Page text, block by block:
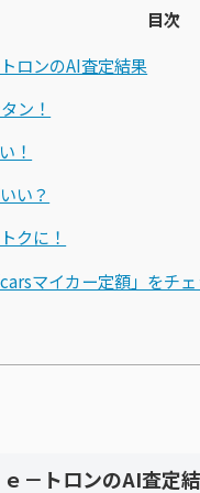
目次
ロンのAI査定結果
ン！
！
い？
クに！
マイカー定額」をチェ
－トロンのAI査定